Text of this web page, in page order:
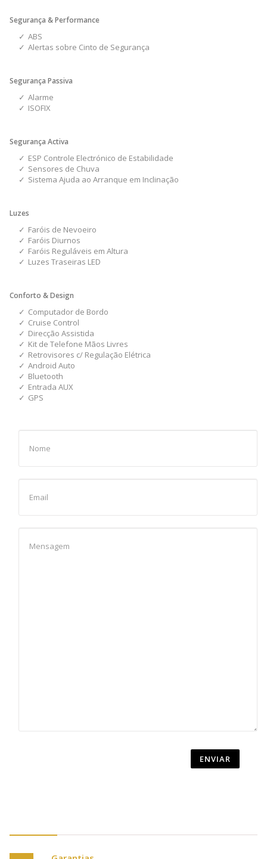
Segurança & Performance
ABS
Alertas sobre Cinto de Segurança
Segurança Passiva
Alarme
ISOFIX
Segurança Activa
ESP Controle Electrónico de Estabilidade
Sensores de Chuva
Sistema Ajuda ao Arranque em Inclinação
Luzes
Faróis de Nevoeiro
Faróis Diurnos
Faróis Reguláveis em Altura
Luzes Traseiras LED
Conforto & Design
Computador de Bordo
Cruise Control
Direcção Assistida
Kit de Telefone Mãos Livres
Retrovisores c/ Regulação Elétrica
Android Auto
Bluetooth
Entrada AUX
GPS
ENVIAR